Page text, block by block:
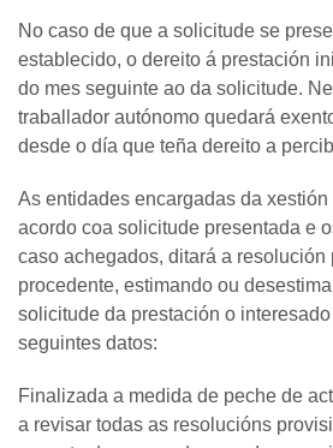
No caso de que a solicitude se
establecido, o dereito á prestación
do mes seguinte ao da solicitude.
traballador autónomo quedará
desde o día que teña dereito a
As entidades encargadas da
acordo coa solicitude presentada e
caso achegados, ditará a
procedente, estimando ou
solicitude da prestación o
seguintes datos:
Finalizada a medida de peche de
a revisar todas as resolucións